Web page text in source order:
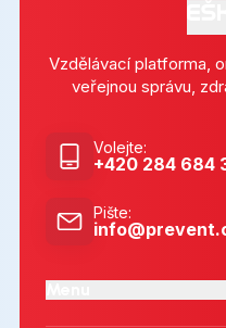
Vzdělávací platforma,
veřejnou správu,
Volejte:
+420 284 684
Pište: